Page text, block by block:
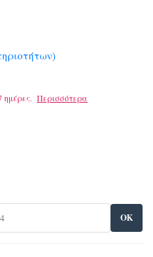
Περισσότερα
OK